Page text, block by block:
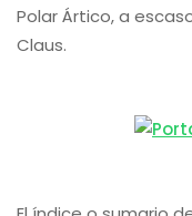
Polar Ártico, a
Claus.